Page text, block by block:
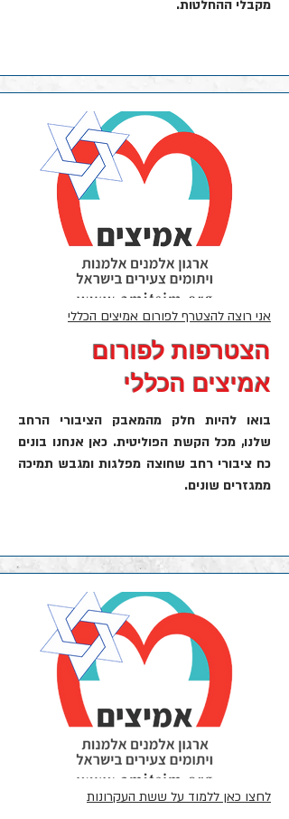
מקבלי ההחלטות.
אני רוצה להצטרף לפורום אמיצים הכללי
​הצטרפות לפורום
אמיצים הכללי
בואו להיות חלק מהמאבק הציבורי הרחב
שלנו, מכל הקשת הפוליטית. כאן אנחנו בונים
כח ציבורי רחב שחוצה מפלגות ומגבש תמיכה
ממגזרים שונים.
לחצו כאן ללמוד על ששת העקרונות